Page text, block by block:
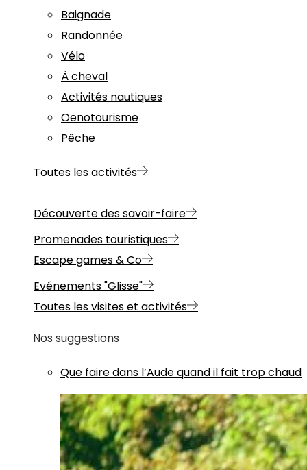
Baignade
Randonnée
Vélo
À cheval
Activités nautiques
Oenotourisme
Pêche
Toutes les activités
Découverte des savoir-faire
Promenades touristiques
Escape games & Co
Evénements "Glisse"
Toutes les visites et activités
Nos suggestions
Que faire dans l’Aude quand il fait trop chaud